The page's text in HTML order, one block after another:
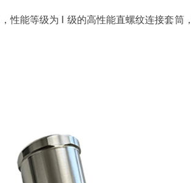
性能等级为 Ⅰ 级的高性能直螺纹连接套筒